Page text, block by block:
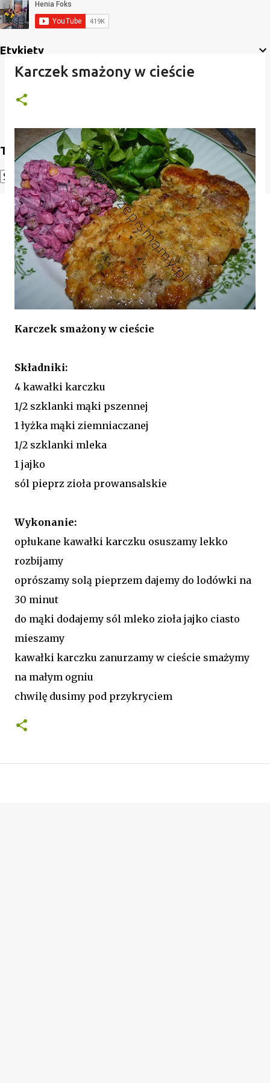
Etykiety
Translate
Powered by Translate
Karczek smażony w cieście
Karczek smażony w cieście
Składniki:
4 kawałki karczku
1/2 szklanki mąki pszennej
1 łyżka mąki ziemniaczanej
1/2 szklanki mleka
1 jajko
sól pieprz zioła prowansalskie
Wykonanie:
opłukane kawałki karczku osuszamy lekko
rozbijamy
oprószamy solą pieprzem dajemy do lodówki na
30 minut
do mąki dodajemy sól mleko zioła jajko ciasto
mieszamy
kawałki karczku zanurzamy w cieście smażymy
na małym ogniu
chwilę dusimy pod przykryciem